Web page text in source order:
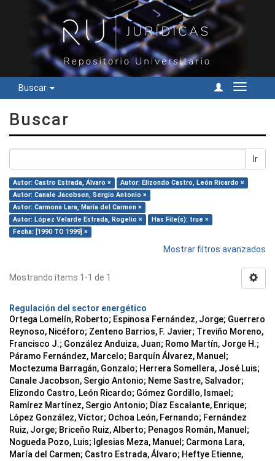
Buscar
Cambiar
Buscar
Ir
Autor: Castro Estrada, Álvaro ×
Autor: Elizondo Castro, León Ricardo ×
Autor: Canale Jacobson, Sergio Antonio ×
Autor: Carmona Lara, María del Carmen ×
Autor: López Velarde Estrada, Rogelio ×
Has File(s): true ×
Fecha: [1990 TO 1999] ×
Mostrar filtros avanzados
Mostrando ítems 1-1 de 1
Regulación del sector energético
Ortega Lomelín, Roberto; Espinosa Fernández, Jorge; Guerrero
Reynoso, Nicéforo; Zenteno Barrios, F. Javier; Treviño Moreno,
Francisco J.; González Anduiza, Juan; Romo Martín, Jorge H.;
Páramo Fernández, Marcelo; Barquín Álvarez, Manuel;
Moctezuma Barragán, Gonzalo; Herrera Somellera, José Luis;
Canale Jacobson, Sergio Antonio; Neme Sastre, Salvador;
Elizondo Castro, León Ricardo; Gómez Gordillo, Ismael;
Ramírez Martínez, Sergio Antonio; Díaz Escalante, Enrique;
López González, Víctor; Ochoa León, Fernando; Fernández
Ruiz, Jorge; Briceño Ruiz, Alberto; Penagos Román, Manuel;
Nogueda Pozo, Luis; Iglesias Meza, Manuel; Carmona Lara,
María del Carmen; Castro Estrada, Álvaro; Heftye Etienne,